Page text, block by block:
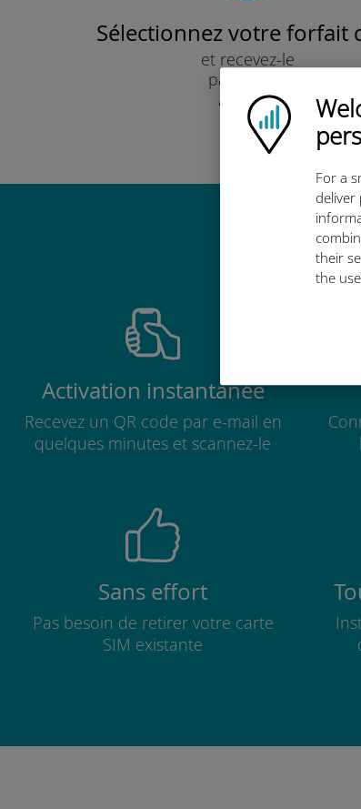
Ubigi logo
For a
deliver
their
the
Sélectionnez votre forfait
et recevez-le
par e-mail.
Rapide !
Activation instantanée
Recevez un QR code par e-mail en
quelques minutes et scannez-le
Sans effort
Pas besoin de retirer votre carte
SIM existante